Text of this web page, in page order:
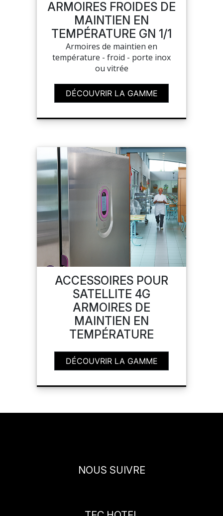
ARMOIRES FROIDES DE
MAINTIEN EN
TEMPÉRATURE GN 1/1
Armoires de maintien en
température - froid - porte inox
ou vitrée
DÉCOUVRIR LA GAMME
ACCESSOIRES POUR
SATELLITE 4G
ARMOIRES DE
MAINTIEN EN
TEMPÉRATURE
DÉCOUVRIR LA GAMME
NOUS SUIVRE